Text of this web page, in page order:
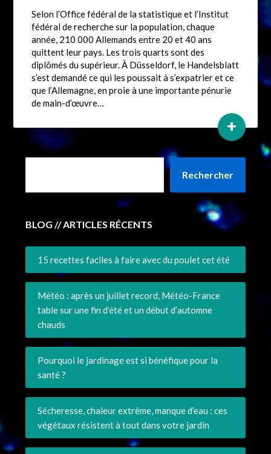
Selon l’Office fédéral de la statistique et l’Institut
fédéral de recherche sur la population, chaque
année, 210 000 Allemands entre 20 et 40 ans
quittent leur pays. Les trois quarts sont des
diplômés du supérieur. À Düsseldorf, le Handelsblatt
s’est demandé ce qui les poussait à s’expatrier et ce
que l’Allemagne, en proie à une importante pénurie
de main-d’œuvre…
+
Rechercher
BLOG // ARTICLES RÉCENTS
15 recettes faciles à faire avec du poulet cet été
Météo : après un juillet record, Météo-France
table sur une fin d’été et un début d’automne
chauds
Pourquoi le jardinage est si bénéfique pour la
santé ?
Sécheresse, chaleur extrême, manque d’eau : ces
végétaux résistent à tout dans votre jardin